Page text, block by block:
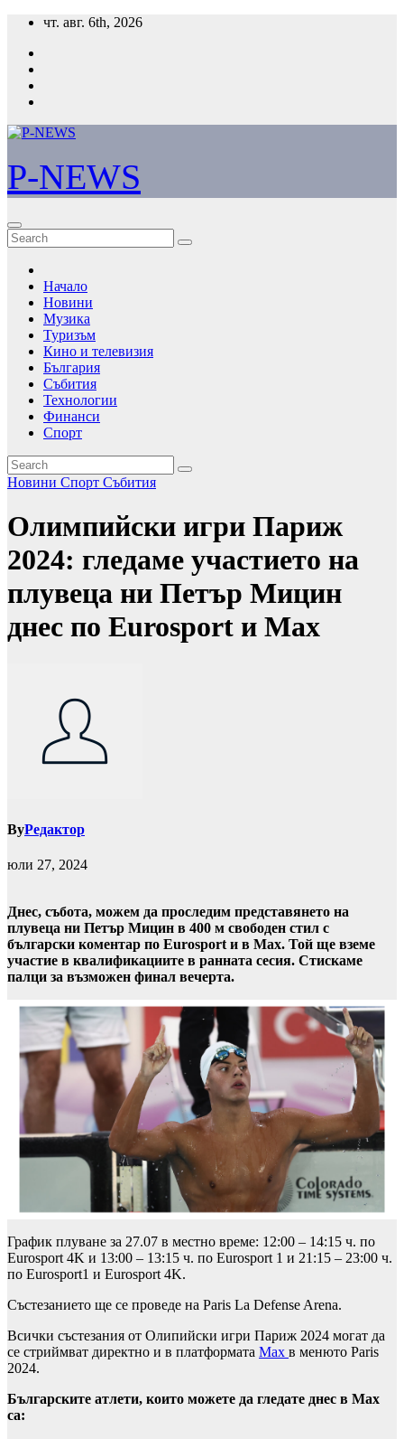
Skip
content
чт. авг. 6th, 2026
P-NEWS
Начало
Новини
Музика
Туризъм
Кино и телевизия
България
Събития
Технологии
Финанси
Спорт
Новини Спорт Събития
Олимпийски игри Париж
2024: гледаме участието на
плувеца ни Петър Мицин
днес по Eurosport и Max
ByРедактор
юли 27, 2024
Днес, събота, можем да проследим представянето на
плувеца ни Петър Мицин в 400 м свободен стил с
български коментар по Eurosport и в Max. Той ще вземе
участие в квалификациите в ранната сесия. Стискаме
палци за възможен финал вечерта.
График плуване за 27.07 в местно време: 12:00 – 14:15 ч. по
Eurosport 4K и 13:00 – 13:15 ч. по Eurosport 1 и 21:15 – 23:00 ч.
по Eurosport1 и Eurosport 4K.
Състезанието ще се проведе на Paris La Defense Arena.
Всички състезания от Олипийски игри Париж 2024 могат да
се стриймват директно и в платформата Мах в менюто Paris
2024.
Българските атлети, които можете да гледате днес в Мах
са: